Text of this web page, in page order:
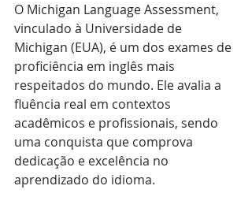
O Michigan Language Assessment,
vinculado à Universidade de
Michigan (EUA), é um dos exames de
proficiência em inglês mais
respeitados do mundo. Ele avalia a
fluência real em contextos
acadêmicos e profissionais, sendo
uma conquista que comprova
dedicação e excelência no
aprendizado do idioma.